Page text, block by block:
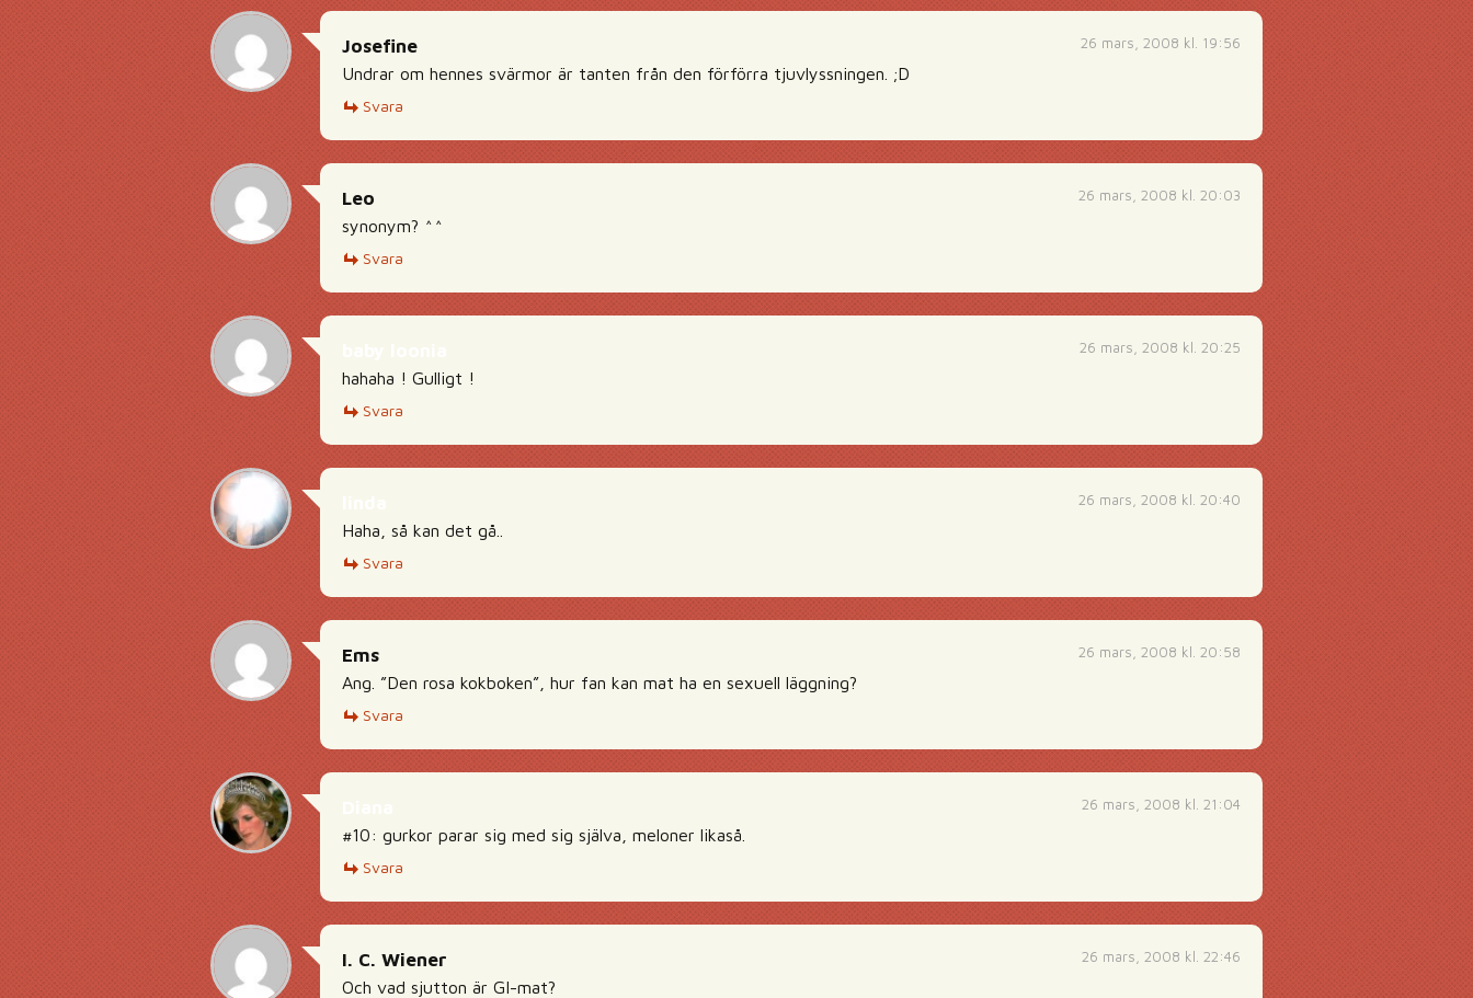
26 mars, 2008 kl. 19:56
Josefine
Undrar om hennes svärmor är tanten från den förförra tjuvlyssningen. ;D
Svara
26 mars, 2008 kl. 20:03
Leo
synonym? ^^
Svara
26 mars, 2008 kl. 20:25
hahaha ! Gulligt !
Svara
26 mars, 2008 kl. 20:40
Haha, så kan det gå..
Svara
26 mars, 2008 kl. 20:58
Ems
Ang. ”Den rosa kokboken”, hur fan kan mat ha en sexuell läggning?
Svara
26 mars, 2008 kl. 21:04
#10: gurkor parar sig med sig själva, meloner likaså.
Svara
26 mars, 2008 kl. 22:46
I. C. Wiener
Och vad sjutton är GI-mat?